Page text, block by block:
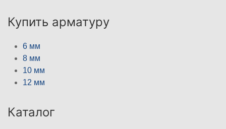
Купить арматуру
6 мм
8 мм
10 мм
12 мм
Каталог